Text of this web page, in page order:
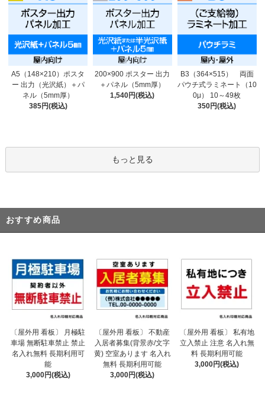
A5（148×210）ポスタ
ー 出力（光沢紙）＋パ
ネル（5mm厚）
385円(税込)
200×900 ポスター 出力
＋パネル（5mm厚）
1,540円(税込)
B3（364×515） 両面
パウチ式ラミネート（10
0μ） 10～49枚
350円(税込)
もっと見る
おすすめ商品
〔屋外用 看板〕 月極駐
車場 無断駐車禁止 禁止
名入れ無料 長期利用可
能
3,000円(税込)
〔屋外用 看板〕 不動産
入居者募集(背景赤/文字
黄) 空室あります 名入れ
無料 長期利用可能
3,000円(税込)
〔屋外用 看板〕 私有地
立入禁止 注意 名入れ無
料 長期利用可能
3,000円(税込)